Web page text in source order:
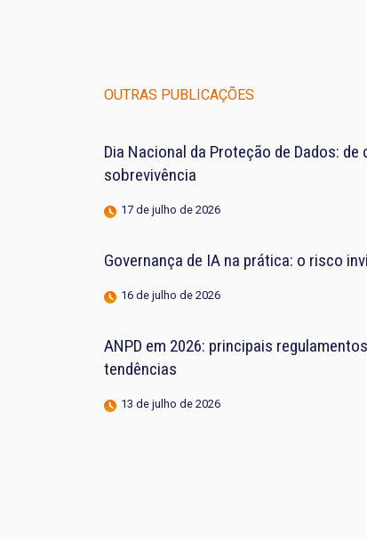
OUTRAS PUBLICAÇÕES
Dia Nacional da Proteção de Dados:
sobrevivência
17 de julho de 2026
Governança de IA na prática: o risco
16 de julho de 2026
ANPD em 2026: principais
tendências
13 de julho de 2026